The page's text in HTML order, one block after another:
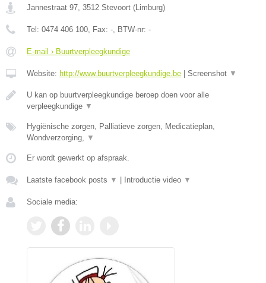
Jannestraat 97, 3512 Stevoort (Limburg)
Tel: 0474 406 100, Fax: -, BTW-nr: -
E-mail › Buurtverpleegkundige
Website: http://www.buurtverpleegkundige.be Screenshot ▼
U kan op buurtverpleegkundige beroep doen voor alle
verpleegkundige ▼
Hygiënische zorgen, Palliatieve zorgen, Medicatieplan,
Wondverzorging, ▼
Er wordt gewerkt op afspraak.
Laatste facebook posts ▼ Introductie video ▼
Sociale media: